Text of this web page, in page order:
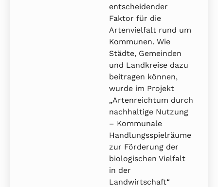
entscheidender
Faktor für die
Artenvielfalt rund um
Kommunen. Wie
Städte, Gemeinden
und Landkreise dazu
beitragen können,
wurde im Projekt
„Artenreichtum durch
nachhaltige Nutzung
– Kommunale
Handlungsspielräume
zur Förderung der
biologischen Vielfalt
in der
Landwirtschaft“